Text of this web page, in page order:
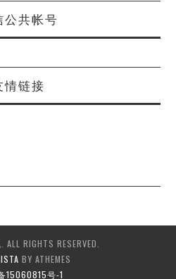
公共帐号
情链接
RIGHTS RESERVED.
BY ATHEMES
15060815号-1